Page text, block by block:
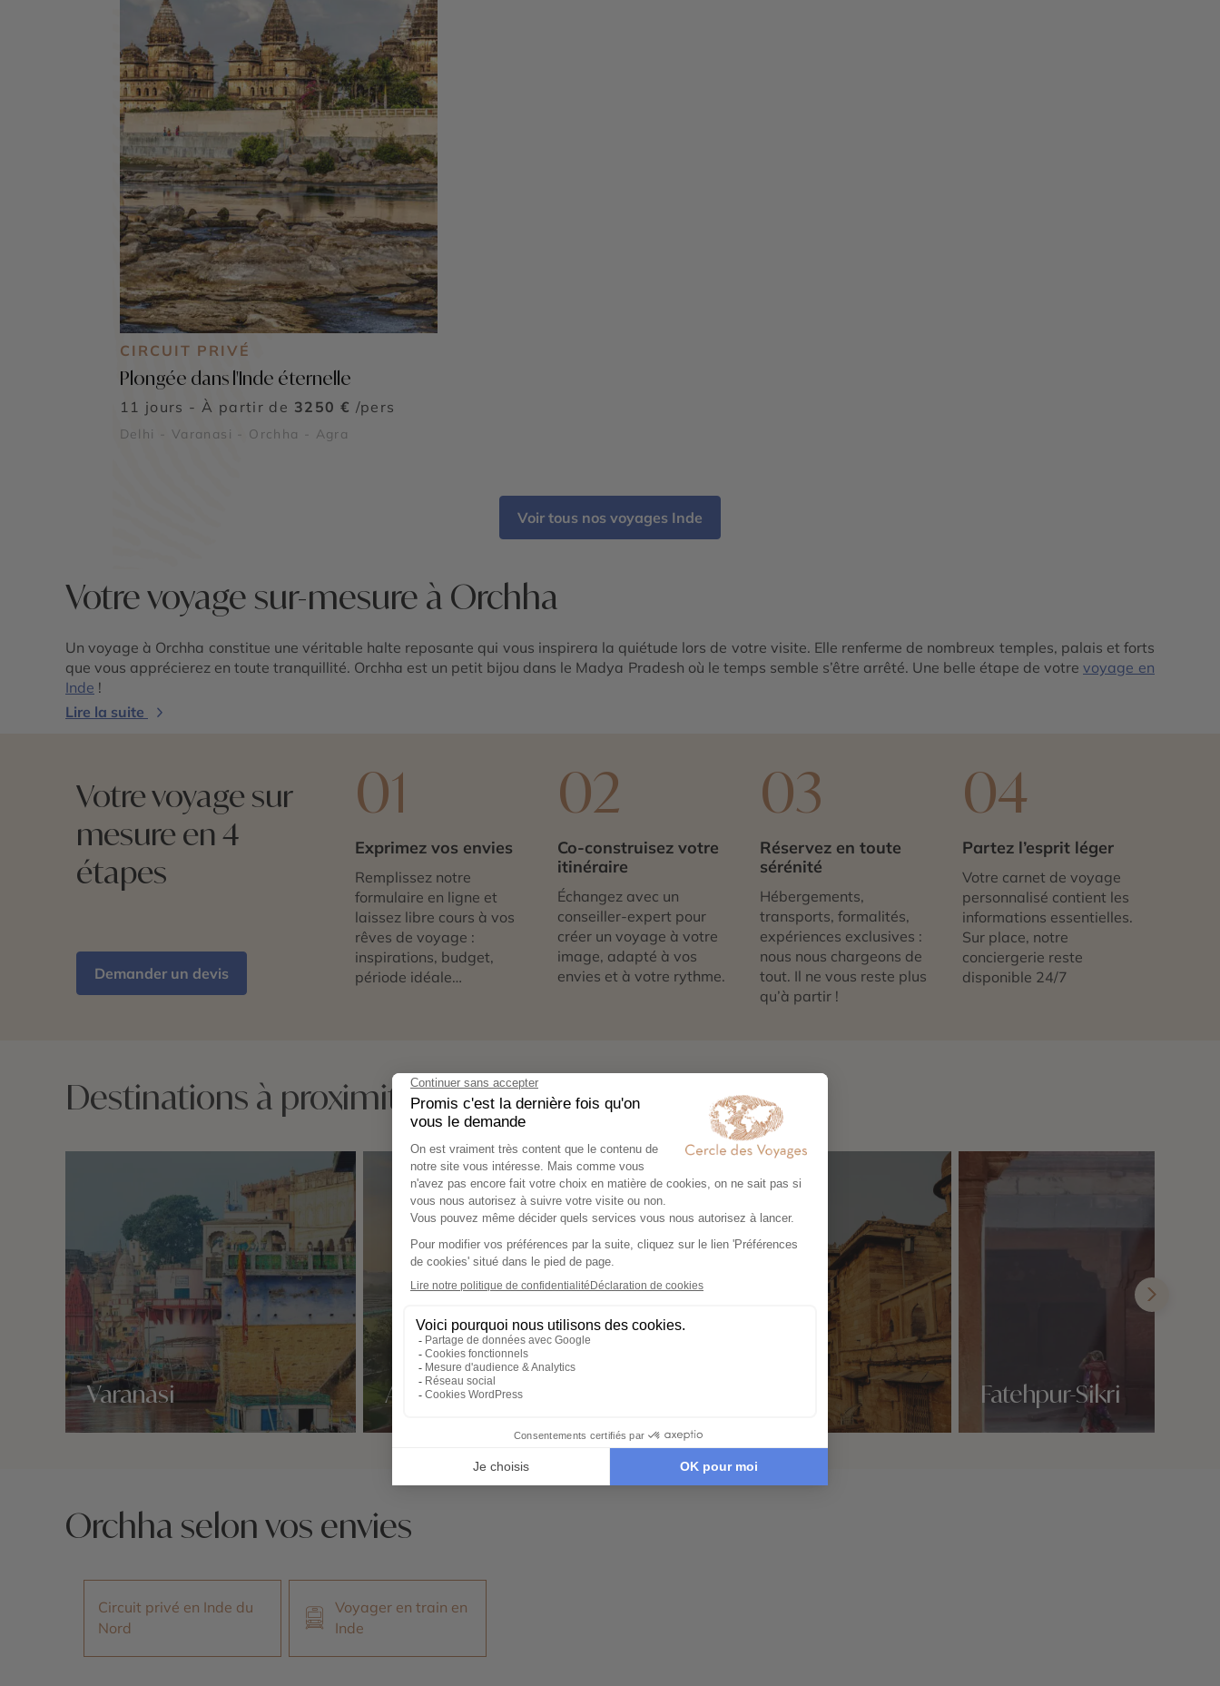
CIRCUIT PRIVÉ
Plongée dans l'Inde éternelle
11 jours - À partir de 3250 € /pers
Delhi - Varanasi - Orchha - Agra
Voir tous nos voyages Inde
Votre voyage sur-mesure à Orchha
Un voyage à Orchha constitue une véritable halte reposante qui vous inspirera la quiétude lors de votre visite. Elle renferme de nombreux temples, palais et forts
que vous apprécierez en toute tranquillité. Orchha est un petit bijou dans le Madya Pradesh où le temps semble s’être arrêté. Une belle étape de votre voyage en
Inde !
Lire la suite
Votre voyage sur
mesure en 4
étapes
Demander un devis
01
Exprimez vos envies
Remplissez notre
formulaire en ligne et
laissez libre cours à vos
rêves de voyage :
inspirations, budget,
période idéale…
02
Co-construisez votre
itinéraire
Échangez avec un
conseiller-expert pour
créer un voyage à votre
image, adapté à vos
envies et à votre rythme.
03
Réservez en toute
sérénité
Hébergements,
transports, formalités,
expériences exclusives :
nous nous chargeons de
tout. Il ne vous reste plus
qu’à partir !
04
Partez l’esprit léger
Votre carnet de voyage
personnalisé contient les
informations essentielles.
Sur place, notre
conciergerie reste
disponible 24/7
Destinations à proximité de Orchha
Varanasi Agra
Nos 1 idées voyage
Fatehpur-Sikri
Orchha selon vos envies
Circuit privé en Inde du
Nord
Voyager en train en
Inde